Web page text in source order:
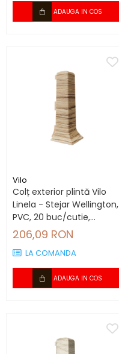
ADAUGA IN COS
Vilo
Colț exterior plintă Vilo
Linela - Stejar Wellington,
PVC, 20 buc/cutie,
compatibil plintă 80 mm
206,09 RON
LA COMANDA
ADAUGA IN COS